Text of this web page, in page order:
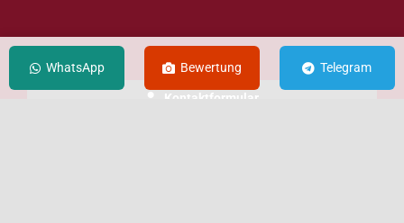
KONTAKT
Kontaktformular
WhatsApp Bewertung Telegram